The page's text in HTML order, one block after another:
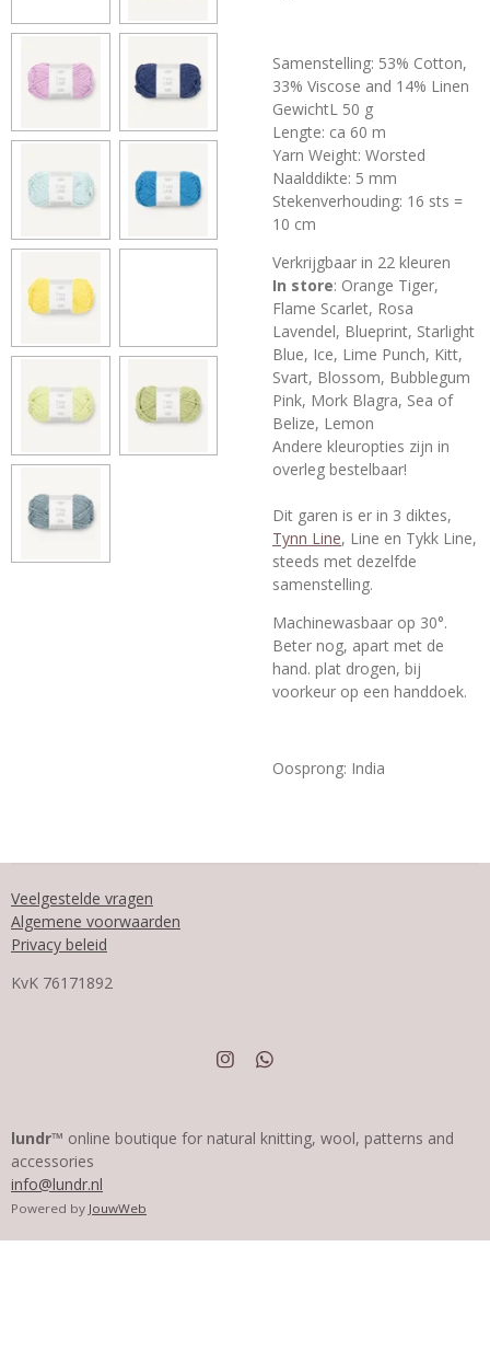
Samenstelling: 53% Cotton,
33% Viscose and 14% Linen
GewichtL 50 g
Lengte: ca 60 m
Yarn Weight: Worsted
Naalddikte: 5 mm
Stekenverhouding: 16 sts =
10 cm
Verkrijgbaar in 22 kleuren
In store: Orange Tiger,
Flame Scarlet, Rosa
Lavendel, Blueprint, Starlight
Blue, Ice, Lime Punch, Kitt,
Svart, Blossom, Bubblegum
Pink, Mork Blagra, Sea of
Belize, Lemon
Andere kleuropties zijn in
overleg bestelbaar!
Dit garen is er in 3 diktes,
Tynn Line, Line en Tykk Line,
steeds met dezelfde
samenstelling.
Machinewasbaar op 30°.
Beter nog, apart met de
hand. plat drogen, bij
voorkeur op een handdoek.
Oosprong: India
Veelgestelde vragen
Algemene voorwaarden
Privacy beleid
KvK 76171892
I
a
W
s
lundr™ online boutique for natural knitting, wool, patterns and
accessories
info@lundr.nl
Powered by JouwWeb